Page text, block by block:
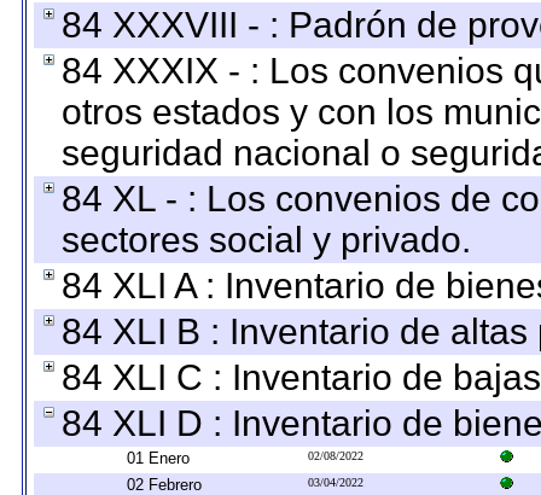
84 XXXVIII - : Padrón de
84 XXXIX - : Los convenios
otros estados y con los
seguridad nacional o
84 XL - : Los convenios de
sectores social y privado.
84 XLI A : Inventario de
84 XLI B : Inventario de
84 XLI C : Inventario de
84 XLI D : Inventario de
01 Enero 02/08/2022
02 Febrero 03/04/2022